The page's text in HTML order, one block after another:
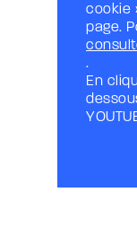
cookie
page.
.
En